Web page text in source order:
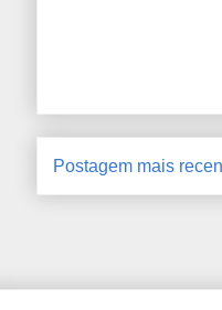
Postagem mais